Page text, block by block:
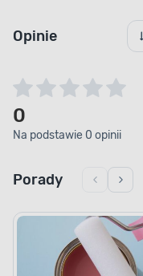
Opinie
0
Na podstawie 0 opinii
Porady